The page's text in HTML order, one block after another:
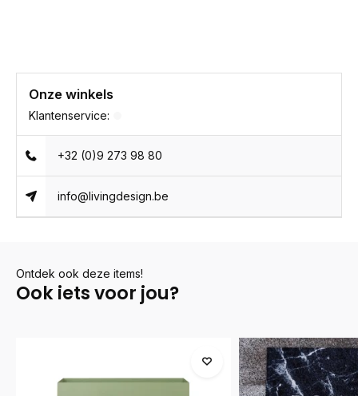
Onze winkels
Klantenservice:
+32 (0)9 273 98 80
info@livingdesign.be
Ontdek ook deze items!
Ook iets voor jou?